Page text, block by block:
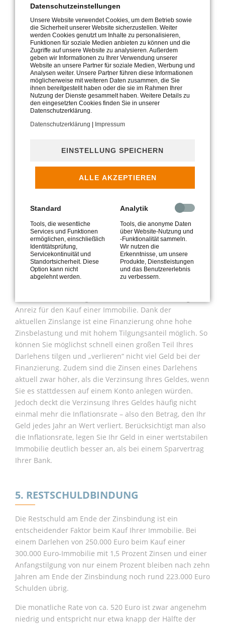
sinnvoll sein. Im Gegensatz zur Miete investieren Sie Ihr
Geld in einen beständigen Wert - in den letzten Jahren
sind die Immobilienpreise vielerorts immer weiter
gestiegen.
3. IMMOBILIEN ALS ALTERSVORSORGE
Ein weiterer Grund ist die Altersvorsorge. Wenn Sie sich
für den Kauf einer Immobilie entscheiden, haben Sie die
Garantie, dass Sie im Alter keine Miete mehr bezahlen
die eigenen vier Wände mit Beginn des Rentenalters
Betriebskosten, Rücklagen für Reparaturen und
Immobilie im Alter verkaufen, vermieten oder sich
denn Ihre Immobilie ist eine Kapitalanlage und Ihr Geld
geht, anders als bei einer Mietimmobilie, nicht verloren.
4. NIEDRIGE ZINSEN
Anreiz für den Kauf einer Immobilie. Dank der
aktuellen Zinslange ist eine Finanzierung ohne hohe
Zinsbelastung und mit hohem Tilgungsanteil möglich. So
können Sie möglichst schnell einen großen Teil Ihres
Darlehens tilgen und „verlieren“ nicht viel Geld bei der
Finanzierung. Zudem sind die Zinsen eines Darlehens
aktuell zwar höher, als die Verzinsung Ihres Geldes, wenn
Sie es stattdessen auf einem Konto anlegen würden.
Jedoch deckt die Verzinsung Ihres Geldes häufig nicht
einmal mehr die Inflationsrate – also den Betrag, den Ihr
Geld jedes Jahr an Wert verliert. Berücksichtigt man also
die Inflationsrate, legen Sie Ihr Geld in einer wertstabilen
Immobilie deutlich besser an, als bei einem Sparvertrag
Ihrer Bank.
5. RESTSCHULDBINDUNG
Die Restschuld am Ende der Zinsbindung ist ein
entscheidender Faktor beim Kauf Ihrer Immobilie. Bei
einem Darlehen von 250.000 Euro beim Kauf einer
300.000 Euro-Immobilie mit 1,5 Prozent Zinsen und einer
Anfangstilgung von nur einem Prozent bleiben nach zehn
Jahren am Ende der Zinsbindung noch rund 223.000 Euro
Schulden übrig.
Die monatliche Rate von ca. 520 Euro ist zwar angenehm
niedrig und entspricht nur etwa knapp der Hälfte der
Datenschutzeinstellungen
Unsere Website verwendet Cookies, um dem Betrieb sowie
die Sicherheit unserer Website sicherzustellen. Weiter
werden Cookies genutzt um Inhalte zu personalisieren,
Funktionen für soziale Medien anbieten zu können und die
Zugriffe auf unsere Website zu analysieren. Außerdem
geben wir Informationen zu Ihrer Verwendung unserer
Website an unsere Partner für soziale Medien, Werbung und
Analysen weiter. Unsere Partner führen diese Informationen
möglicherweise mit weiteren Daten zusammen, die Sie
ihnen bereitgestellt haben oder die sie im Rahmen Ihrer
Nutzung der Dienste gesammelt haben. Weitere Details zu
den eingesetzten Cookies finden Sie in unserer
Datenschutzerklärung.
Datenschutzerklärung
Impressum
EINSTELLUNG SPEICHERN
ALLE AKZEPTIEREN
Standard
Tools, die wesentliche
Services und Funktionen
ermöglichen, einschließlich
Identitätsprüfung,
Servicekontinuität und
Standortsicherheit. Diese
Option kann nicht
abgelehnt werden.
Analytik
Tools, die anonyme Daten
über Website-Nutzung und
-Funktionalität sammeln.
Wir nutzen die
Erkenntnisse, um unsere
Produkte, Dienstleistungen
und das Benutzererlebnis
zu verbessern.